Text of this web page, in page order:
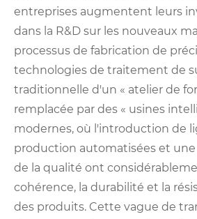
entreprises augmentent leurs
dans la R&D sur les nouveaux
processus de fabrication de
technologies de traitement de
traditionnelle d'un « atelier de
remplacée par des « usines
modernes, où l'introduction de
production automatisées et
de la qualité ont
cohérence, la durabilité et la
des produits. Cette vague de